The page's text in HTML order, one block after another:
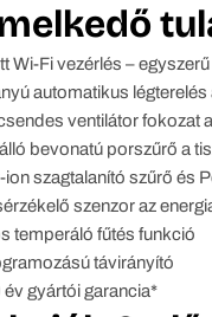
Wi-Fi vezérlés –
automatikus
ventilátor fokozat
bevonatú porszűrő a
ion szagtalanító szűrő és
szenzor az
temperáló fűtés funkció
távirányító
év gyártói garancia*